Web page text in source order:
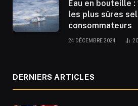
Eau en bouteille
les plus sûres
consommateurs
24 DÉCEMBRE 2024
DERNIERS ARTICLES